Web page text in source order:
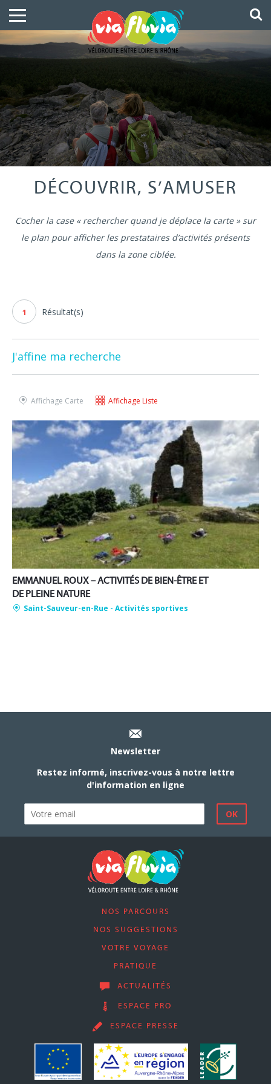
DÉCOUVRIR, S’AMUSER
Cocher la case « rechercher quand je déplace la carte » sur
le plan pour afficher les prestataires d’activités présents
dans la zone ciblée.
1 Résultat(s)
J'affine ma recherche
Affichage Carte Affichage Liste
EMMANUEL ROUX – ACTIVITÉS DE BIEN-ÊTRE ET
DE PLEINE NATURE
Saint-Sauveur-en-Rue - Activités sportives
Newsletter
Restez informé, inscrivez-vous à notre lettre
d'information en ligne
NOS PARCOURS
NOS SUGGESTIONS
VOTRE VOYAGE
PRATIQUE
ACTUALITÉS
ESPACE PRO
ESPACE PRESSE